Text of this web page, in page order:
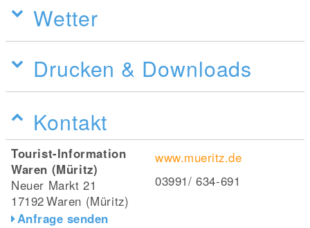
Wetter
Drucken & Downloads
Kontakt
Tourist-Information
Waren (Müritz)
Neuer Markt 21
17192Waren (Müritz)
Anfrage senden
www.mueritz.de
03991/ 634-691